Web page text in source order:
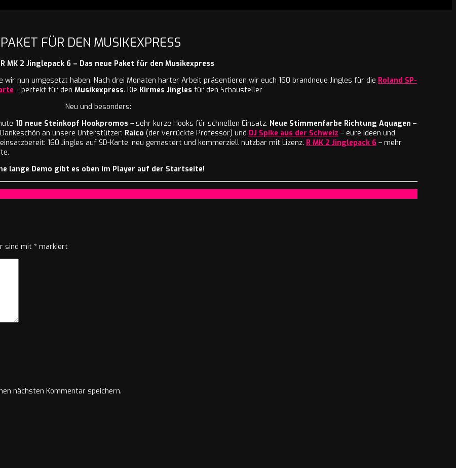
FÜR DEN MUSIKEXPRESS
R MK 2 Jinglepack 6 – Das neue Paket für den Musikexpress
nun umgesetzt haben. Nach drei Monaten harter Arbeit präsentieren wir euch 160 brandneue Jingles für die Roland SP-
– perfekt für den Musikexpress. Die Kirmes Jingles für den Schausteller
Neu und besonders:
10 neue Steinkopf Hookpromos – sehr kurze Hooks für schnellen Einsatz. Neue Stimmenfarbe Richtung Aquagen –
an unsere Unterstützer: Raico (der verrückte Professor) und DJ Spike aus der Schweiz – eure Ideen und
160 Jingles auf SD-Karte, neu gemastert und kommerziell nutzbar mit Lizenz. R MK 2 Jinglepack 6 – mehr
lange Demo gibt es oben im Player auf der Startseite!
sind mit * markiert
nächsten Kommentar speichern.